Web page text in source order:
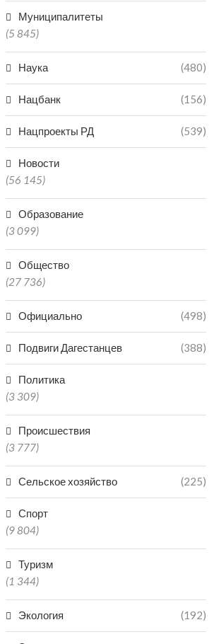
ГАЦАЛОВ: «ПОБЕДА НА
ЧЕМПИОНАТЕ РОССИИ НЕ
Муниципалитеты
(5 845)
Наука (480)
Нацбанк (156)
Нацпроекты РД (539)
Новости
(56 145)
Образование
(3 099)
Общество
(27 736)
Официально (498)
Подвиги Дагестанцев (388)
Политика
(3 309)
Происшествия
(3 777)
Сельское хозяйство (225)
Спорт
(9 804)
Туризм
(1 344)
Экология (192)